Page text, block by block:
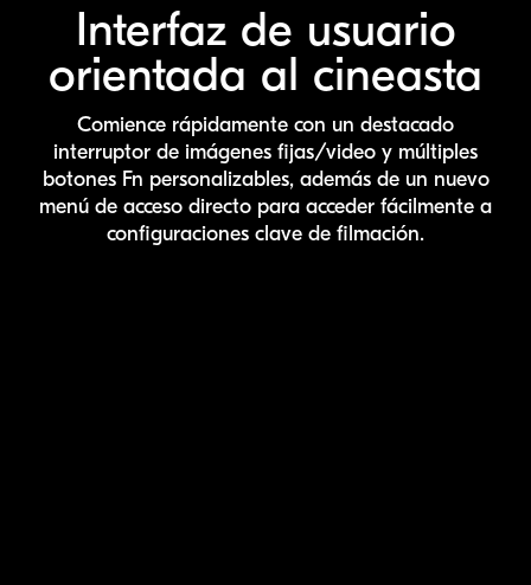
Interfaz de usuario
orientada al cineasta
Comience rápidamente con un destacado
interruptor de imágenes fijas/video y múltiples
botones Fn personalizables, además de un nuevo
menú de acceso directo para acceder fácilmente a
configuraciones clave de filmación.